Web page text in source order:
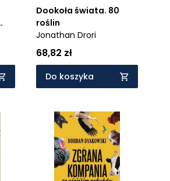
Dookoła świata. 80
roślin
Jonathan Drori
68,82 zł
Do koszyka